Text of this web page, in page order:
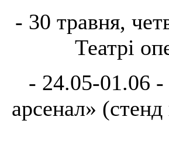
- 30 травня,
Театрі
- 24.05-01.06 -
арсенал»